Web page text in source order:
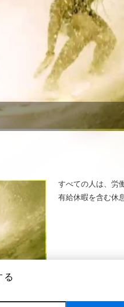
すべての人は、労
有給休暇を含む休
る